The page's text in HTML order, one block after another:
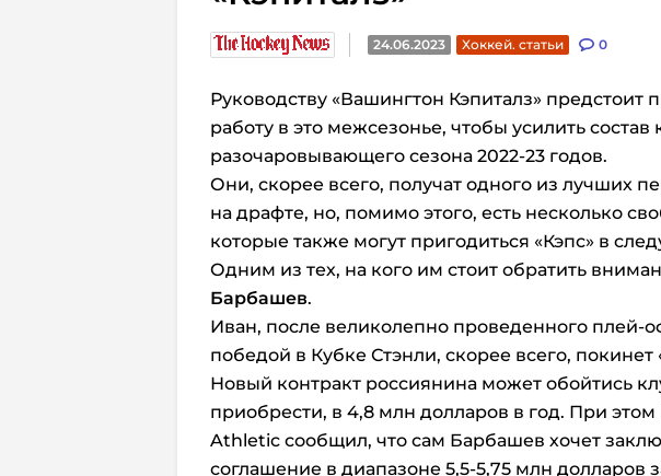
24.06.2023 Хоккей. статьи 0
Руководству «Вашингтон Кэпиталз» предстоит
работу в это межсезонье, чтобы усилить
разочаровывающего сезона 2022-23 годов.
Они, скорее всего, получат одного из лучших
на драфте, но, помимо этого, есть несколько
которые также могут пригодиться «Кэпс» в
Одним из тех, на кого им стоит обратить
Барбашев.
Иван, после великолепно проведенного плей-
победой в Кубке Стэнли, скорее всего, покинет
Новый контракт россиянина может обойтись
приобрести, в 4,8 млн долларов в год. При
Athletic сообщил, что сам Барбашев хочет
соглашение в диапазоне 5,5-5,75 млн долларов